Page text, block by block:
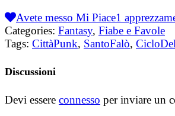
Avete messo Mi Piace1
Categories: Fantasy, Fiabe e Favole
Tags: CittàPunk, SantoFalò,
Discussioni
Devi essere connesso per inviare un